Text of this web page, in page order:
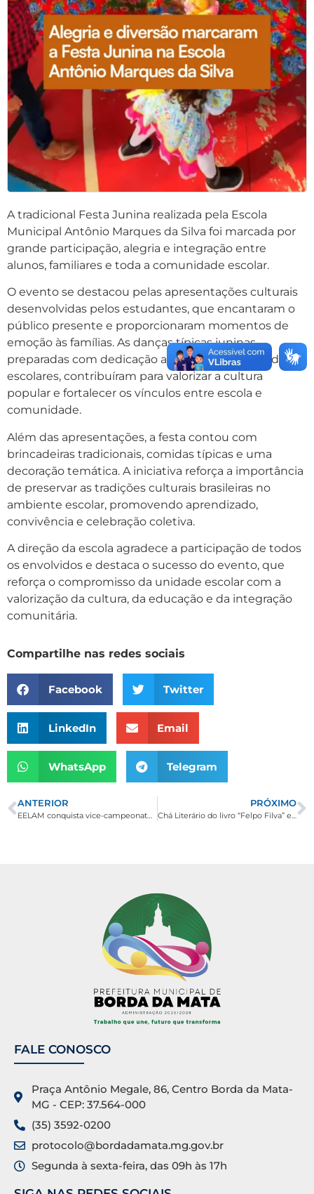
A tradicional Festa Junina realizada pela Escola
Municipal Antônio Marques da Silva foi marcada por
grande participação, alegria e integração entre
alunos, familiares e toda a comunidade escolar.
O evento se destacou pelas apresentações culturais
desenvolvidas pelos estudantes, que encantaram o
público presente e proporcionaram momentos de
emoção às famílias. As danças típicas juninas,
preparadas com dedicação ao longo das atividades
escolares, contribuíram para valorizar a cultura
popular e fortalecer os vínculos entre escola e
comunidade.
Além das apresentações, a festa contou com
brincadeiras tradicionais, comidas típicas e uma
decoração temática. A iniciativa reforça a importância
de preservar as tradições culturais brasileiras no
ambiente escolar, promovendo aprendizado,
convivência e celebração coletiva.
A direção da escola agradece a participação de todos
os envolvidos e destaca o sucesso do evento, que
reforça o compromisso da unidade escolar com a
valorização da cultura, da educação e da integração
comunitária.
Compartilhe nas redes sociais
Facebook Twitter
LinkedIn Email
WhatsApp Telegram
ANTERIOR
EELAM conquista vice-campeonato no JEMG 2026 no Handebol
PRÓXIMO
Chá Literário do livro “Felpo Filva” encanta alunos da E. M. Diva Ribeiro dos Santos
FALE CONOSCO
Praça Antônio Megale, 86, Centro Borda da Mata-
MG - CEP: 37.564-000
(35) 3592-0200
protocolo@bordadamata.mg.gov.br
Segunda à sexta-feira, das 09h às 17h